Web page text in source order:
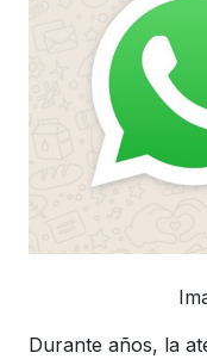
Durante años, la